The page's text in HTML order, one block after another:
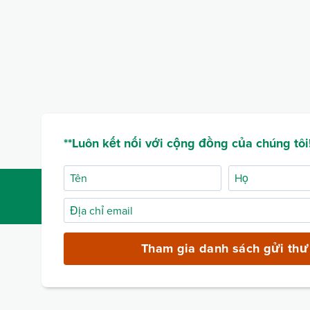
**Luôn kết nối với cộng đồng của chúng
Tên Họ
Địa
chỉ
(bắt
Tham gia danh sách gửi thư